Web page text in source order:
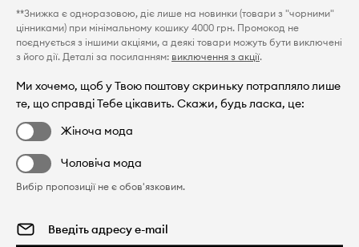
**Знижка є одноразовою, діє лише на новинки (товари з "чорними"
цінниками) при мінімальному кошику 4000 грн. Промокод не
поєднується з іншими акціями, а деякі товари можуть бути виключені
з його дії. Деталі за посиланням: виключення з акції.
Ми хочемо, щоб у Твою поштову скриньку потрапляло лише
те, що справді Тебе цікавить. Скажи, будь ласка, це:
Жіноча мода
Чоловіча мода
Вибір пропозиції не є обов'язковим.